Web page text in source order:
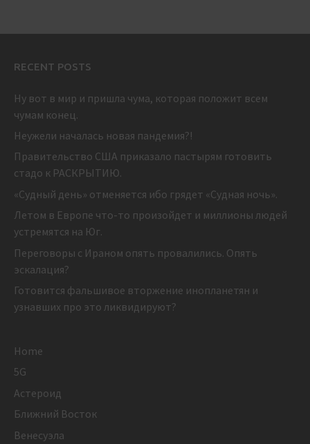
RECENT POSTS
Ну вот в мир и пришла чума, которая положит всем
чумам конец.
Неужели началась новая пандемия?!
Правительство США приказало пастырям готовить
стадо к РАСКРЫТИЮ.
«Судный день» отменяется ибо грядет «Судная ночь».
Летом в Европе что-то произойдет и миллионы людей
устремятся на Юг.
Переговоры с Ираном опять провалились. Опять
эскалация?
Готовится фальшивое вторжение инопланетян и
узнавших про это ликвидируют?
Home
5G
Астероид
Ближний Восток
Венесуэла